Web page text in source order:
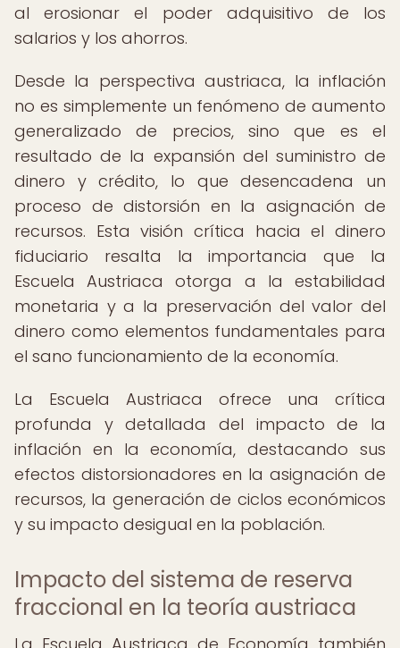
al erosionar el poder adquisitivo de los
salarios y los ahorros.
Desde la perspectiva austriaca, la inflación
no es simplemente un fenómeno de aumento
generalizado de precios, sino que es el
resultado de la expansión del suministro de
dinero y crédito, lo que desencadena un
proceso de distorsión en la asignación de
recursos. Esta visión crítica hacia el dinero
fiduciario resalta la importancia que la
Escuela Austriaca otorga a la estabilidad
monetaria y a la preservación del valor del
dinero como elementos fundamentales para
el sano funcionamiento de la economía.
La Escuela Austriaca ofrece una crítica
profunda y detallada del impacto de la
inflación en la economía, destacando sus
efectos distorsionadores en la asignación de
recursos, la generación de ciclos económicos
y su impacto desigual en la población.
Impacto del sistema de reserva
fraccional en la teoría austriaca